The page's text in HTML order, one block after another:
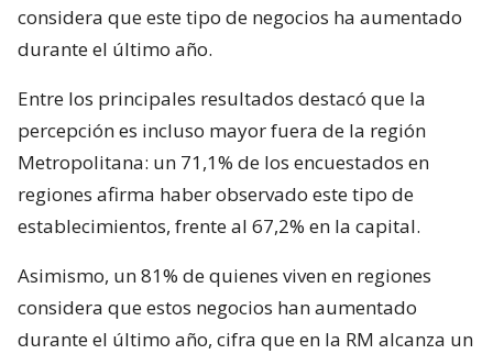
considera que este tipo de negocios ha aumentado
durante el último año.
Entre los principales resultados destacó que la
percepción es incluso mayor fuera de la región
Metropolitana: un 71,1% de los encuestados en
regiones afirma haber observado este tipo de
establecimientos, frente al 67,2% en la capital.
Asimismo, un 81% de quienes viven en regiones
considera que estos negocios han aumentado
durante el último año, cifra que en la RM alcanza un